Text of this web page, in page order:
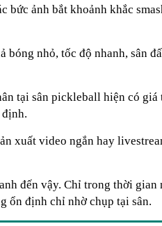
ảnh bắt khoảnh khắc
nhỏ, tốc độ nhanh, sân
tại sân pickleball hiện có
video ngắn hay
đến vậy. Chỉ trong thời
ổn định chỉ nhờ chụp tại sân.